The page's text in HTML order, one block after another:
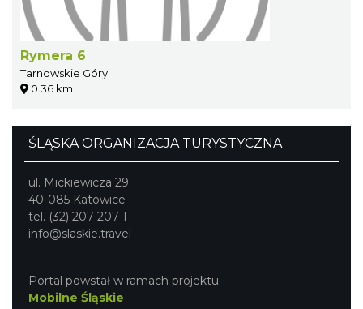
Rymera 6
Tarnowskie Góry
0.36 km
ŚLĄSKA ORGANIZACJA TURYSTYCZNA
ul. Mickiewicza 29
40-085 Katowice
tel. (32) 207 207 1
info@slaskie.travel
Portal powstał w ramach projektu
Mobilne Śląskie